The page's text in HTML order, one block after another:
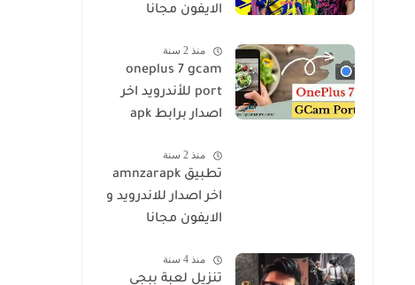
الايفون مجانا
منذ 2 سنة
oneplus 7 gcam
port للأندرويد اخر
اصدار برابط apk
منذ 2 سنة
تطبيق amnzarapk
اخر اصدار للاندرويد و
الايفون مجانا
منذ 4 سنة
تنزيل لعبة ببجي